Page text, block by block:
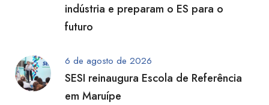
indústria e preparam o ES para o
futuro
6 de agosto de 2026
SESI reinaugura Escola de Referência
em Maruípe